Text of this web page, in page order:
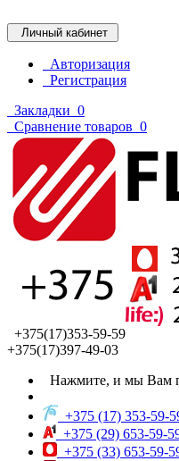
Личный кабинет
Авторизация
Регистрация
Закладки 0
Сравнение товаров 0
+375(17)353-59-59
+375(17)397-49-03
Нажмите, и мы Вам
+375 (17) 353-59-
+375 (29) 653-59-
+375 (33) 653-59-